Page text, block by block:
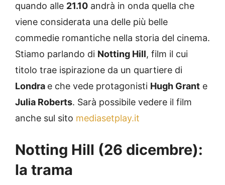
quando alle 21.10 andrà in onda quella che
viene considerata una delle più belle
commedie romantiche nella storia del cinema.
Stiamo parlando di Notting Hill, film il cui
titolo trae ispirazione da un quartiere di
Londra e che vede protagonisti Hugh Grant e
Julia Roberts. Sarà possibile vedere il film
anche sul sito mediasetplay.it
Notting Hill (26 dicembre):
la trama